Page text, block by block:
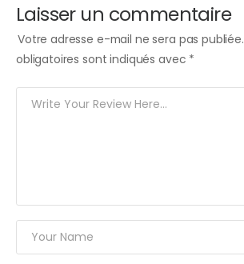
Laisser un commentaire
Votre adresse e-mail ne sera pas publiée.
obligatoires sont indiqués avec *